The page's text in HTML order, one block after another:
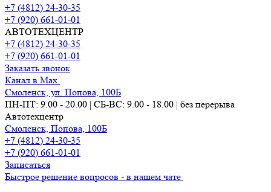
+7 (4812) 24-30-35
+7 (920) 661-01-01
АВТОТЕХЦЕНТР
+7 (4812) 24-30-35
+7 (920) 661-01-01
Заказать звонок
Канал в Max
Смоленск, ул. Попова, 100Б
ПН-ПТ: 9.00 - 20.00 | СБ-ВС: 9.00 - 18.00 | без перерыва
Автотехцентр
Смоленск, Попова, 100Б
+7 (4812) 24-30-35
+7 (920) 661-01-01
Записаться
Быстрое решение вопросов - в нашем чате